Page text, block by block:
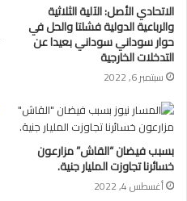
الاتحادي الأصل: الآلية الثلاثية
والرباعية الدولية فشلتا والحل في
حوار سوداني سوداني بعيدا عن
التدخلات الخارجية
سبتمبر 6, 2022
بسبب فيضان “القاش” مزارعون
خسائرنا تجاوزت المليار جنية.
أغسطس 4, 2022